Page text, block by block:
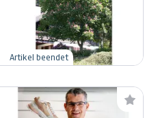
Artikel beendet